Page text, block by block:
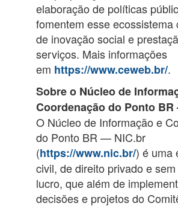
elaboração de políticas
fomentem esse ecossistema
de inovação social e
serviços. Mais informações
em https://www.ceweb.br/.
Sobre o Núcleo de
Coordenação do Ponto BR
O Núcleo de Informação e
do Ponto BR — NIC.br
(https://www.nic.br/) é uma
civil, de direito privado e
lucro, que além de
decisões e projetos do